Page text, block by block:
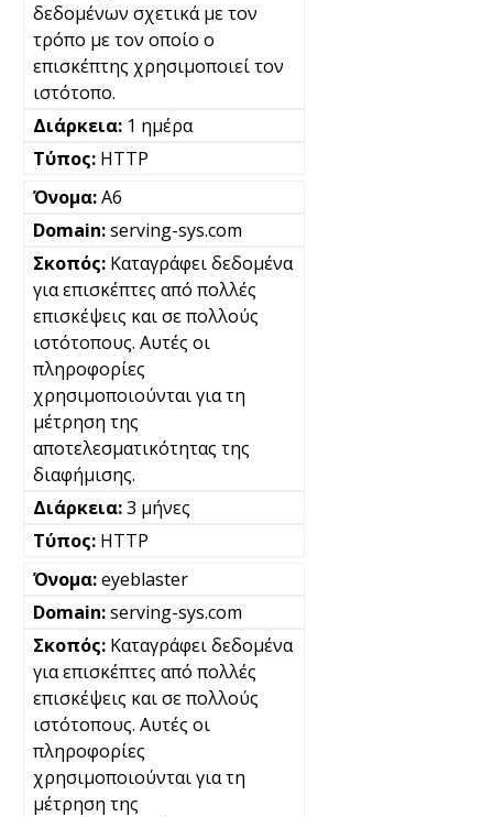
δεδομένων σχετικά με τον
τρόπο με τον οποίο ο
επισκέπτης χρησιμοποιεί τον
ιστότοπο.
1 ημέρα
HTTP
A6
serving-sys.com
Καταγράφει δεδομένα
για επισκέπτες από πολλές
επισκέψεις και σε πολλούς
ιστότοπους. Αυτές οι
πληροφορίες
χρησιμοποιούνται για τη
μέτρηση της
αποτελεσματικότητας της
διαφήμισης.
3 μήνες
HTTP
eyeblaster
serving-sys.com
Καταγράφει δεδομένα
για επισκέπτες από πολλές
επισκέψεις και σε πολλούς
ιστότοπους. Αυτές οι
πληροφορίες
χρησιμοποιούνται για τη
μέτρηση της